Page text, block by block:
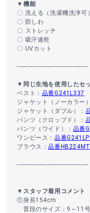
▼機能
〇 洗える（洗濯機洗浄可）
〇 防しわ
〇 ストレッチ
〇 吸汗速乾
〇 UVカット
----------------------------------------
▼同じ生地を使用したセ
ベスト： 品番G241L337
ジャケット（ノーカラー
ジャケット（ダブル）：
パンツ（クロップド）：
パンツ（ワイド）： 品番
ワンピース：品番
ブラウス：品番
----------------------------------------
▼スタッフ着用コメント
①身長154cm
普段のサイズ：9～11